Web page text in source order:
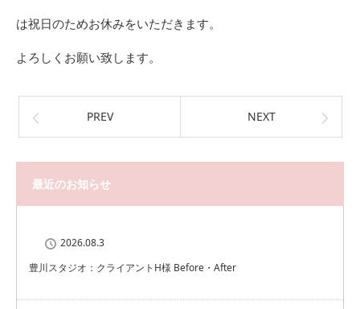
は祝日のためお休みをいただきます。
よろしくお願い致します。
PREV NEXT
最近のお知らせ
2026.08.3
豊川スタジオ：クライアントH様 Before・After